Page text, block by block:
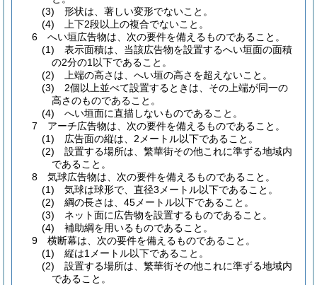
(3) 形状は、著しい変形でないこと。
(4) 上下2段以上の複合でないこと。
6 へい垣広告物は、次の要件を備えるものであること。
(1) 表示面積は、当該広告物を設置するへい垣面の面積
の2分の1以下であること。
(2) 上端の高さは、へい垣の高さを超えないこと。
(3) 2個以上並べて設置するときは、その上端が同一の
高さのものであること。
(4) へい垣面に直描しないものであること。
7 アーチ広告物は、次の要件を備えるものであること。
(1) 広告面の縦は、2メートル以下であること。
(2) 設置する場所は、繁華街その他これに準ずる地域内
であること。
8 気球広告物は、次の要件を備えるものであること。
(1) 気球は球形で、直径3メートル以下であること。
(2) 綱の長さは、45メートル以下であること。
(3) ネット面に広告物を設置するものであること。
(4) 補助綱を用いるものであること。
9 横断幕は、次の要件を備えるものであること。
(1) 縦は1メートル以下であること。
(2) 設置する場所は、繁華街その他これに準ずる地域内
であること。